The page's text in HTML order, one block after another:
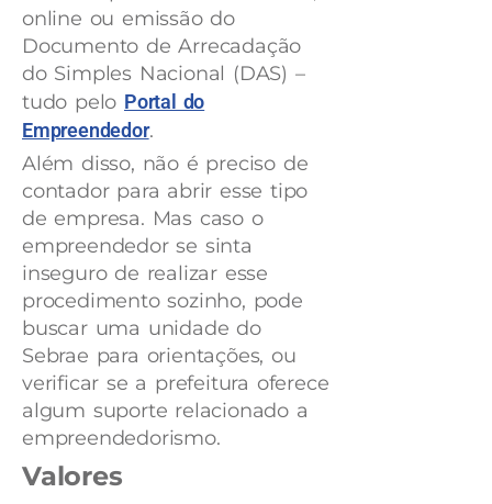
online ou emissão do
Documento de Arrecadação
do Simples Nacional (DAS) –
tudo pelo Portal do
Empreendedor.
Além disso, não é preciso de
contador para abrir esse tipo
de empresa. Mas caso o
empreendedor se sinta
inseguro de realizar esse
procedimento sozinho, pode
buscar uma unidade do
Sebrae para orientações, ou
verificar se a prefeitura oferece
algum suporte relacionado a
empreendedorismo.
Valores